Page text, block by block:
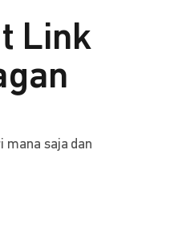
Link
mana saja dan